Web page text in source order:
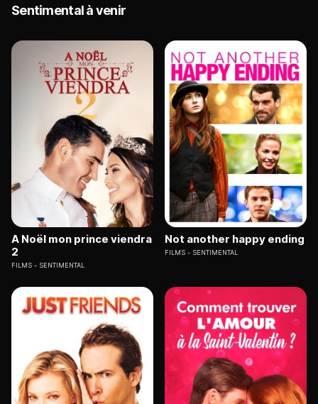
Sentimental à venir
A Noël mon prince viendra
2
FILMS SENTIMENTAL
Not another happy ending
FILMS SENTIMENTAL